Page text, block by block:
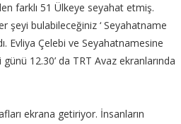
farklı 51 Ülkeye seyahat etmiş.
şeyi bulabileceğiniz ‘ Seyahatname
Evliya Çelebi ve Seyahatnamesine
12.30’ da TRT Avaz ekranlarında
ekrana getiriyor. İnsanların